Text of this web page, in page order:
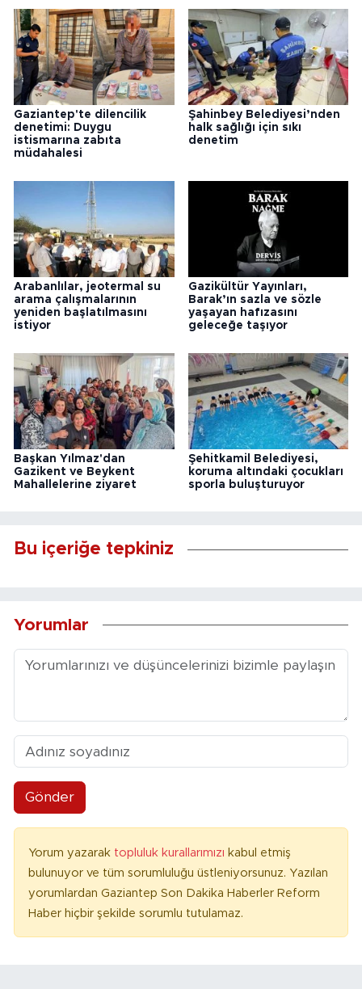
Gaziantep'te dilencilik
denetimi: Duygu
istismarına zabıta
müdahalesi
Şahinbey Belediyesi’nden
halk sağlığı için sıkı
denetim
Arabanlılar, jeotermal su
arama çalışmalarının
yeniden başlatılmasını
istiyor
Gazikültür Yayınları,
Barak’ın sazla ve sözle
yaşayan hafızasını
geleceğe taşıyor
Başkan Yılmaz'dan
Gazikent ve Beykent
Mahallelerine ziyaret
Şehitkamil Belediyesi,
koruma altındaki çocukları
sporla buluşturuyor
Bu içeriğe tepkiniz
Yorumlar
Gönder
Yorum yazarak topluluk kurallarımızı kabul etmiş
bulunuyor ve tüm sorumluluğu üstleniyorsunuz. Yazılan
yorumlardan Gaziantep Son Dakika Haberler Reform
Haber hiçbir şekilde sorumlu tutulamaz.